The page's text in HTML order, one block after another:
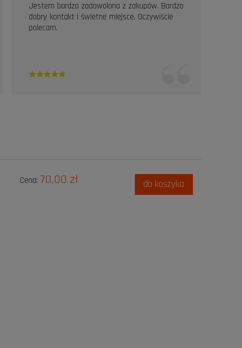
Jestem bardzo zadowolona z zakupów. Bardzo
dobry kontakt i świetne miejsce. Oczywiście
polecam.
Cena: 70,00 zł do koszyka